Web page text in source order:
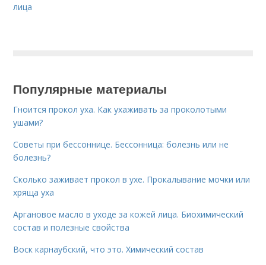
лица
Популярные материалы
Гноится прокол уха. Как ухаживать за проколотыми
ушами?
Советы при бессоннице. Бессонница: болезнь или не
болезнь?
Сколько заживает прокол в ухе. Прокалывание мочки или
хряща уха
Аргановое масло в уходе за кожей лица. Биохимический
состав и полезные свойства
Воск карнаубский, что это. Химический состав